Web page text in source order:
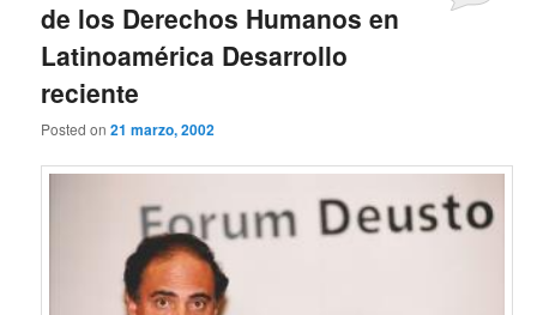
de los Derechos Humanos en
Latinoamérica Desarrollo
reciente
Posted on21 marzo, 2002